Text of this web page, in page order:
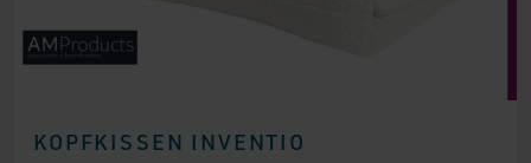
KOPFKISSEN INVENTIO